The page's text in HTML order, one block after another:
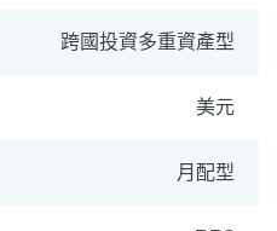
跨國投資多重資產型
美元
月配型